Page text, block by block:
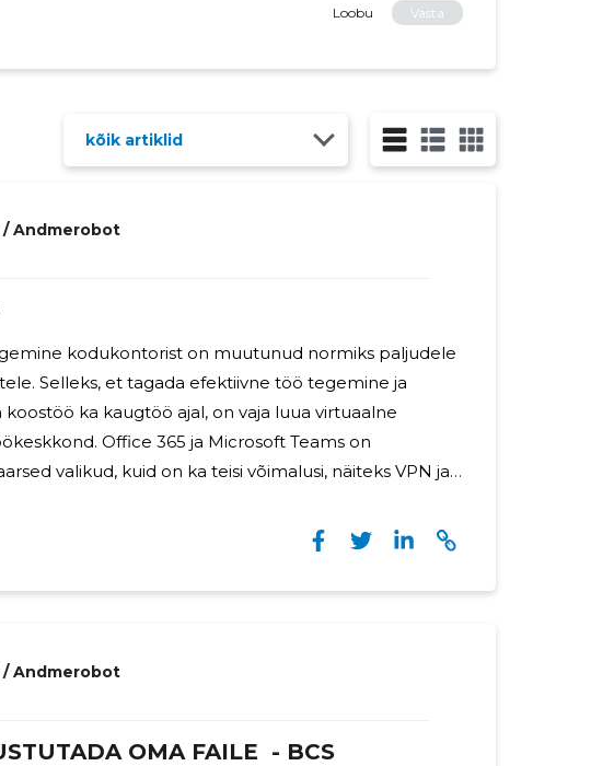
Loobu Vasta
kõik artiklid
/ Andmerobot
kodukontorist on muutunud normiks paljudele
Selleks, et tagada efektiivne töö tegemine ja
ka kaugtöö ajal, on vaja luua virtuaalne
Office 365 ja Microsoft Teams on
valikud, kuid on ka teisi võimalusi, näiteks VPN ja
et aidata ettevõtetel tõhusamalt kaugtööd
võib tunduda alguses keeruline, siis sobiva lahenduse
/ Andmerobot
OMA FAILE - BCS